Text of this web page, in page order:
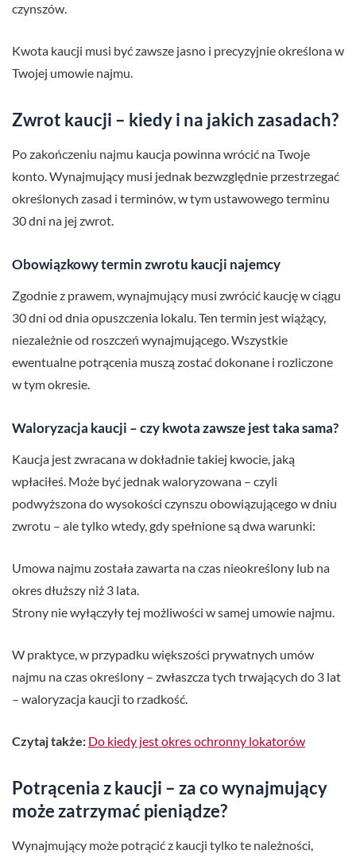
czynszów.
Kwota kaucji musi być zawsze jasno i precyzyjnie określona w
Twojej umowie najmu.
Zwrot kaucji – kiedy i na jakich zasadach?
Po zakończeniu najmu kaucja powinna wrócić na Twoje
konto. Wynajmujący musi jednak bezwzględnie przestrzegać
określonych zasad i terminów, w tym ustawowego terminu
30 dni na jej zwrot.
Obowiązkowy termin zwrotu kaucji najemcy
Zgodnie z prawem, wynajmujący musi zwrócić kaucję w ciągu
30 dni od dnia opuszczenia lokalu. Ten termin jest wiążący,
niezależnie od roszczeń wynajmującego. Wszystkie
ewentualne potrącenia muszą zostać dokonane i rozliczone
w tym okresie.
Waloryzacja kaucji – czy kwota zawsze jest taka sama?
Kaucja jest zwracana w dokładnie takiej kwocie, jaką
wpłaciłeś. Może być jednak waloryzowana – czyli
podwyższona do wysokości czynszu obowiązującego w dniu
zwrotu – ale tylko wtedy, gdy spełnione są dwa warunki:
Umowa najmu została zawarta na czas nieokreślony lub na
okres dłuższy niż 3 lata.
Strony nie wyłączyły tej możliwości w samej umowie najmu.
W praktyce, w przypadku większości prywatnych umów
najmu na czas określony – zwłaszcza tych trwających do 3 lat
– waloryzacja kaucji to rzadkość.
Czytaj także: Do kiedy jest okres ochronny lokatorów
Potrącenia z kaucji – za co wynajmujący
może zatrzymać pieniądze?
Wynajmujący może potrącić z kaucji tylko te należności,